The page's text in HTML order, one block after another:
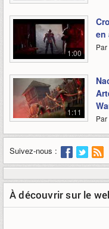
1:00
en
1:11
Suivez-nous :
À découvrir sur le